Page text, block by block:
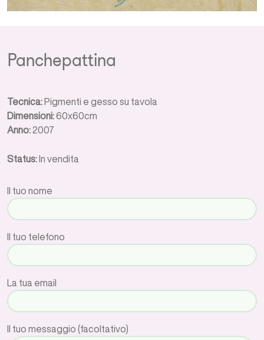
Panchepattina
Tecnica: Pigmenti e gesso su tavola
Dimensioni:60x60cm
Anno: 2007
Status: In vendita
Il tuo nome
Il tuo telefono
La tua email
Il tuo messaggio (facoltativo)